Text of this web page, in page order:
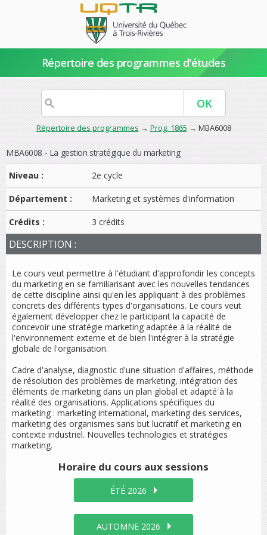
Répertoire des programmes d'études
Répertoire des programmes → Prog. 1865 → MBA6008
MBA6008 - La gestion stratégique du marketing
Niveau :
2e cycle
Département : Marketing et systèmes d'information
Crédits : 3 crédits
DESCRIPTION :
Le cours veut permettre à l'étudiant d'approfondir les concepts
du marketing en se familiarisant avec les nouvelles tendances
de cette discipline ainsi qu'en les appliquant à des problèmes
concrets des différents types d'organisations. Le cours veut
également développer chez le participant la capacité de
concevoir une stratégie marketing adaptée à la réalité de
l'environnement externe et de bien l'intégrer à la stratégie
globale de l'organisation.
Cadre d'analyse, diagnostic d'une situation d'affaires, méthode
de résolution des problèmes de marketing, intégration des
éléments de marketing dans un plan global et adapté à la
réalité des organisations. Applications spécifiques du
marketing : marketing international, marketing des services,
marketing des organismes sans but lucratif et marketing en
contexte industriel. Nouvelles technologies et stratégies
marketing.
Horaire du cours aux sessions
ÉTÉ 2026
AUTOMNE 2026